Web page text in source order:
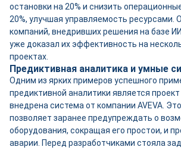
остановки на 20% и снизить
20%, улучшая управляемость ресурсами.
компаний, внедривших решения на базе
уже доказал их эффективность на
проектах.
Предиктивная аналитика и умные
Одним из ярких примеров успешного
предиктивной аналитики является
внедрена система от компании AVEVA.
позволяет заранее предупреждать о
оборудования, сокращая его простои, и
аварии. Перед разработчиками стояла